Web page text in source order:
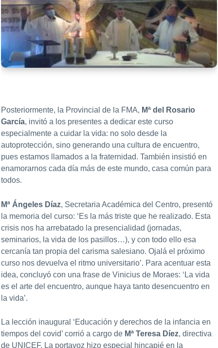
Posteriormente, la Provincial de la FMA, Mª del Rosario
García, invitó a los presentes a dedicar este curso
especialmente a cuidar la vida: no solo desde la
autoprotección, sino generando una cultura de encuentro,
pues estamos llamados a la fraternidad. También insistió en
enamorarnos cada día más de este mundo, casa común para
todos.
Mª Ángeles Díaz, Secretaria Académica del Centro, presentó
la memoria del curso: ‘Es la más triste que he realizado. Esta
crisis nos ha arrebatado la presencialidad (jornadas,
seminarios, la vida de los pasillos…), y con todo ello esa
cercanía tan propia del carisma salesiano. Ojalá el próximo
curso nos devuelva el ritmo universitario’. Para acentuar esta
idea, concluyó con una frase de Vinicius de Moraes: ‘La vida
es el arte del encuentro, aunque haya tanto desencuentro en
la vida’.
La lección inaugural ‘Educación y derechos de la infancia en
tiempos del covid’ corrió a cargo de Mª Teresa Díez, directiva
de UNICEF. La portavoz hizo especial hincapié en la